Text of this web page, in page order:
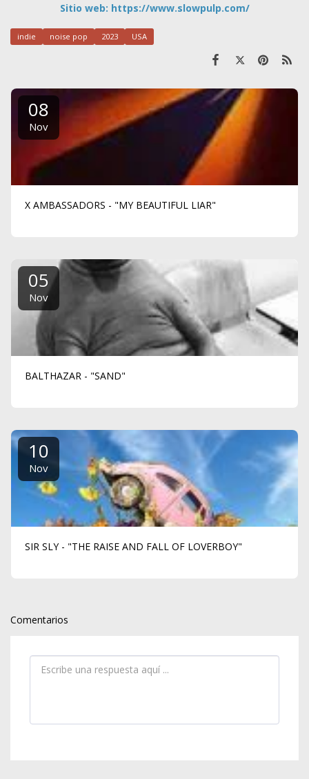
Sitio web: https://www.slowpulp.com/
indie noise pop 2023 USA
08
Nov
X AMBASSADORS - "MY BEAUTIFUL LIAR"
05
Nov
BALTHAZAR - "SAND"
10
Nov
SIR SLY - "THE RAISE AND FALL OF LOVERBOY"
Comentarios